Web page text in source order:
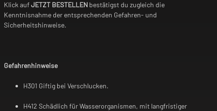
Klick aufJETZT BESTELLEN bestätigst du zugleich die
Kenntnisnahme der entsprechenden Gefahren- und
Sicherheitshinweise.
Gefahrenhinweise
H301 Giftig bei Verschlucken.
H412 Schädlich für Wasserorganismen, mit langfristiger